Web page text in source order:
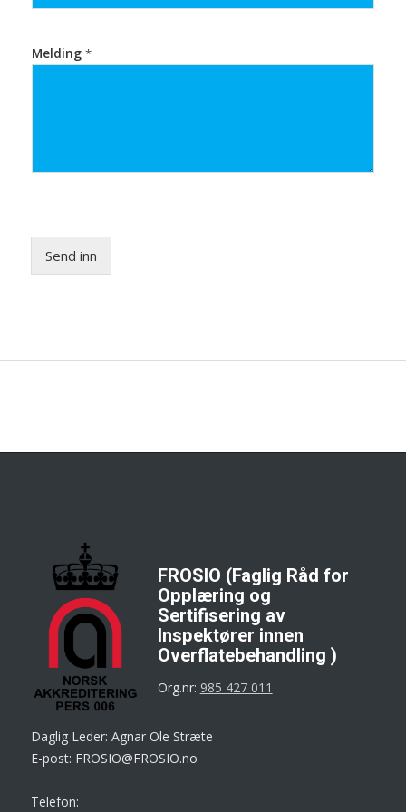
Melding *
Send inn
FROSIO (Faglig Råd for
Opplæring og
Sertifisering av
Inspektører innen
Overflatebehandling )
Org.nr: 985 427 011
Daglig Leder: Agnar Ole Stræte
E-post: FROSIO@FROSIO.no
Telefon: